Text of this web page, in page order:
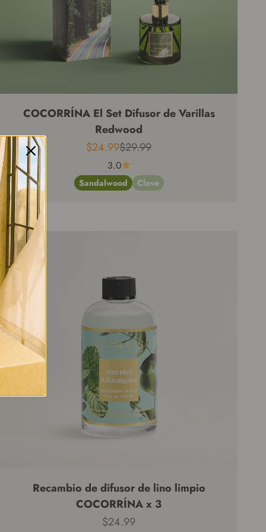
COCORRÍNA El Set Difusor de Varillas
Redwood
Precio de venta
$24.99Precio regular
$29.99
3.0
Sandalwood Clove
Vendido
Recambio de difusor de lino limpio
COCORRÍNA x 3
Precio de venta
$24.99